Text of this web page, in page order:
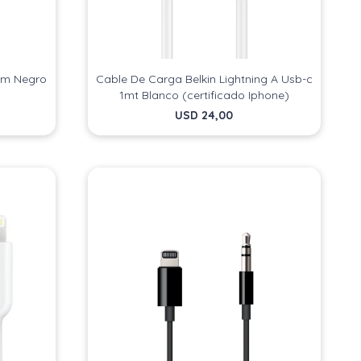
Negro
Cable De Carga Belkin Lightning A Usb-c
1mt Blanco (certificado Iphone)
USD 24,00